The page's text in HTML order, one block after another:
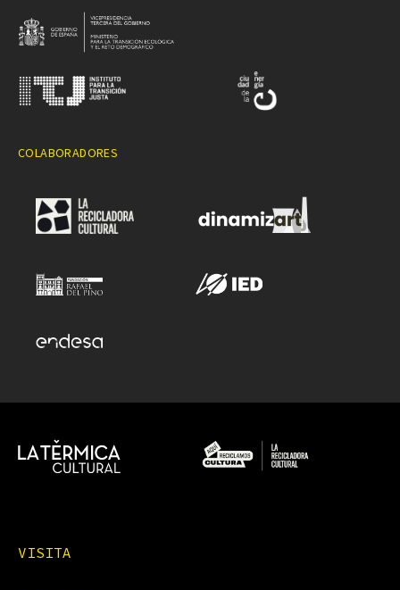
COLABORADORES
VISITA